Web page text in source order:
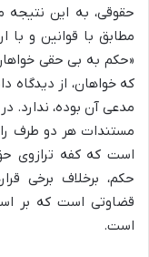
حقوقی، به این نتیجه
مطابق با قوانین و با
«حکم به بی حقی
که خواهان، از دیدگاه
مدعی آن بوده، ندارد.
مستندات هر دو طرف را
است که کفه ترازوی
حکم، برخلاف برخی
قضاوتی است که بر
است.